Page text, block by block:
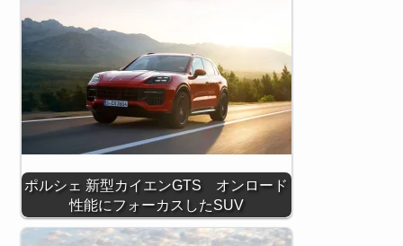
ポルシェ 新型カイエンGTS オンロード
性能にフォーカスしたSUV